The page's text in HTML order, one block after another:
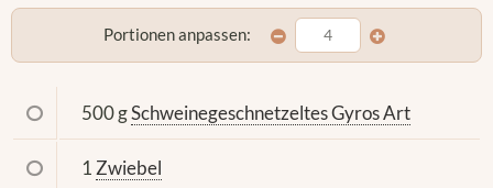
Portionen anpassen:
500 gSchweinegeschnetzeltes Gyros Art
1Zwiebel